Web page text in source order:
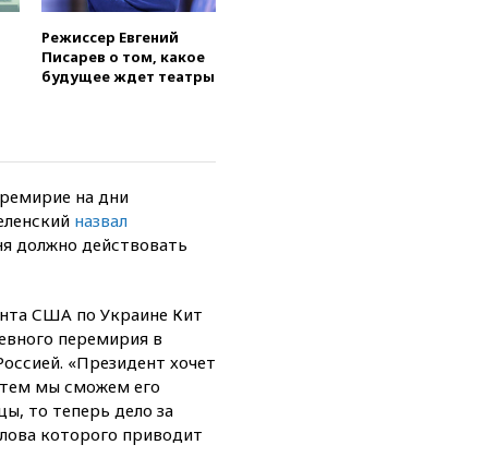
19:58В Госдуму будет
законопроект об
ЕГЭ
19:50 Аэропорты Сочи и
19:35WP: Трамп
поддержать
на выборах 2028 года
19:20Число ломбардов
19:15 Жуковский и
Геленджика
работу
19:00 Путин уточнил
присвоения воинских
добровольцам
Режиссер Евгений
Писарев о том, какое
будущее ждет театры
на дни
назвал
должно действовать
США по Украине Кит
перемирия в
«Президент хочет
мы сможем его
то теперь дело за
которого приводит